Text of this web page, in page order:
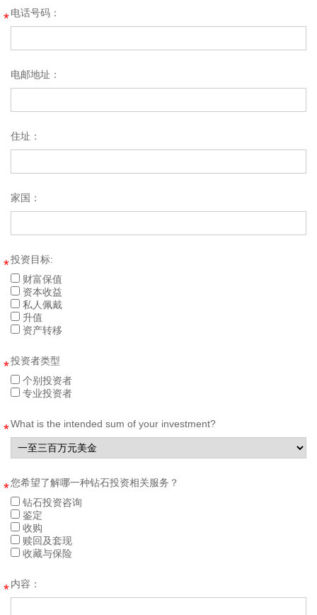
电话号码：
*
电邮地址：
住址：
家国：
投资目标:
财富保值
资本收益
私人佩戴
升值
资产转移
*
投资者类型
个别投资者
专业投资者
*
What is the intended sum of your investment?
*
您希望了解哪一种钻石投资相关服务？
钻石投资咨询
鉴定
收购
赎回及套现
收藏与保险
*
内容：
*